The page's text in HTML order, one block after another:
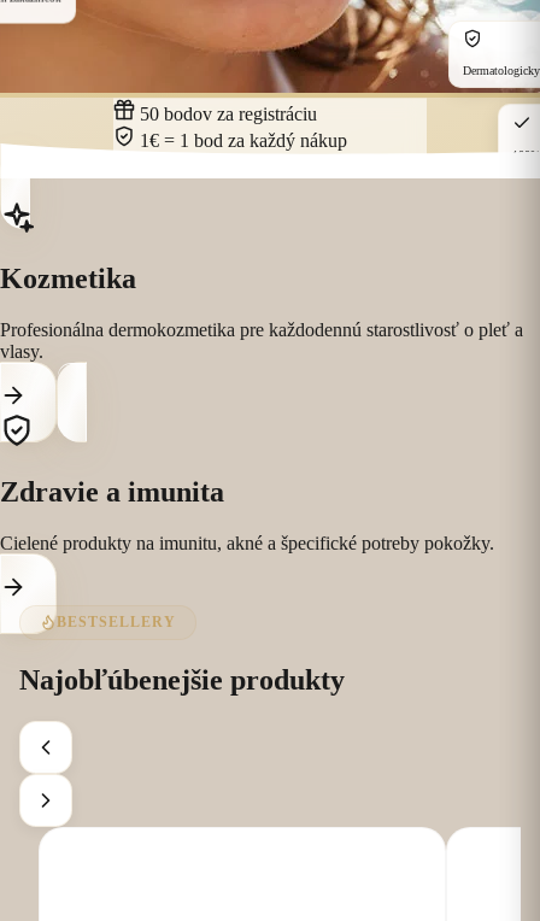
50 bodov za registráciu
1€ = 1 bod za každý nákup
Kozmetika
Profesionálna dermokozmetika pre každodennú starostlivosť o pleť a
vlasy.
Zdravie a imunita
Cielené produkty na imunitu, akné a špecifické potreby pokožky.
BESTSELLERY
Najobľúbenejšie produkty